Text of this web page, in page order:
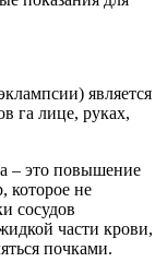
является
га лице, руках,
– это повышение
которое не
сосудов
части крови,
почками.